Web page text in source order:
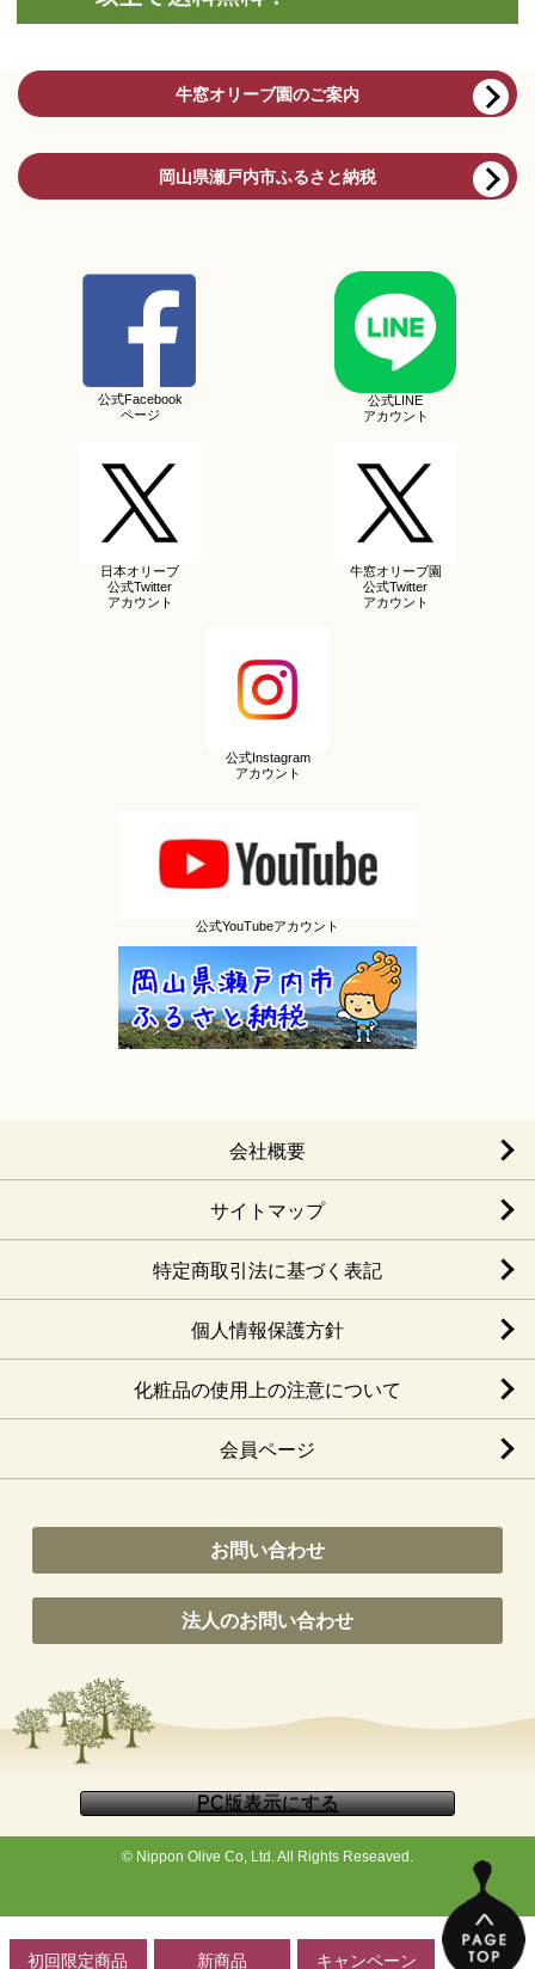
初回限定商品 新商品 キャンペーン
牛窓オリーブ園のご案内
岡山県瀬戸内市ふるさと納税
公式Facebook
ページ
公式LINE
アカウント
日本オリーブ
公式Twitter
アカウント
牛窓オリーブ園
公式Twitter
アカウント
公式Instagram
アカウント
公式YouTubeアカウント
会社概要
サイトマップ
特定商取引法に基づく表記
個人情報保護方針
化粧品の使用上の注意について
会員ページ
お問い合わせ
法人のお問い合わせ
© Nippon Olive Co, Ltd. All Rights Reseaved.